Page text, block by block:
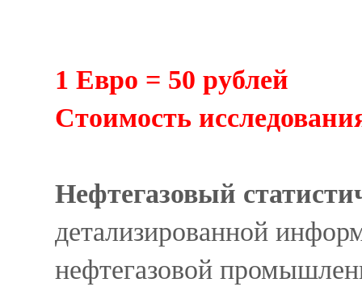
1 Евро = 50 рублей
Cтоимость
Нефтегазовый
детализированной
нефтегазовой